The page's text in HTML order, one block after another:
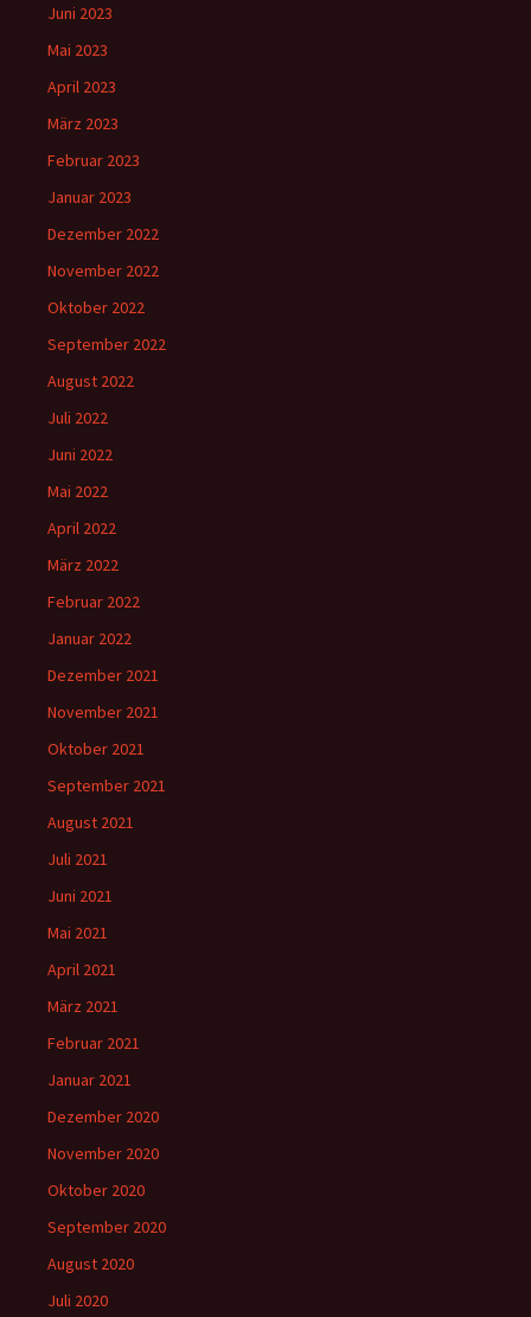
Juni 2023
Mai 2023
April 2023
März 2023
Februar 2023
Januar 2023
Dezember 2022
November 2022
Oktober 2022
September 2022
August 2022
Juli 2022
Juni 2022
Mai 2022
April 2022
März 2022
Februar 2022
Januar 2022
Dezember 2021
November 2021
Oktober 2021
September 2021
August 2021
Juli 2021
Juni 2021
Mai 2021
April 2021
März 2021
Februar 2021
Januar 2021
Dezember 2020
November 2020
Oktober 2020
September 2020
August 2020
Juli 2020